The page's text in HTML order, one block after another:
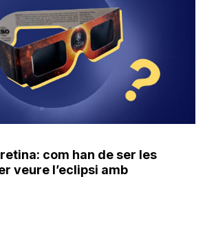
com han de ser les
veure l’eclipsi amb